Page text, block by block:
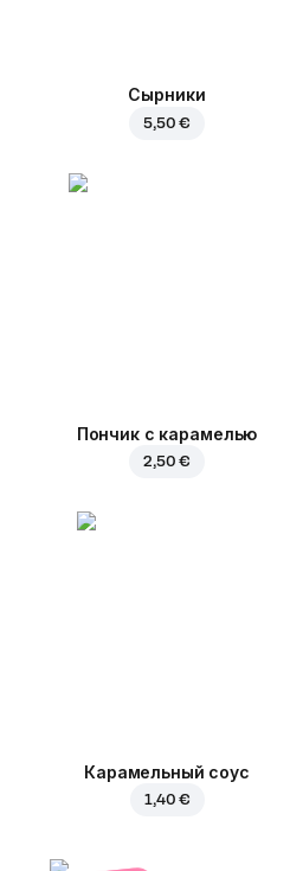
Сырники
5,50 €
Пончик с карамелью
2,50 €
Карамельный соус
1,40 €